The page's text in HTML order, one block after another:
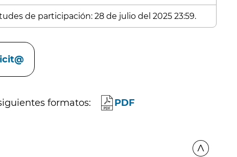
de participación: 28 de julio del 2025 23:59.
formatos: PDF